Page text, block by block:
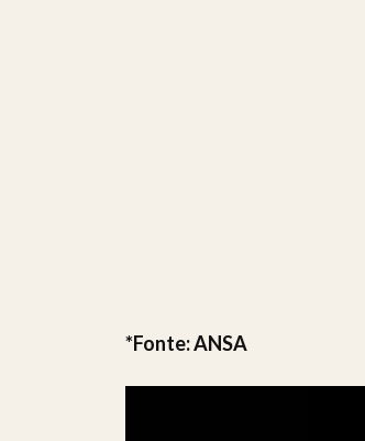
*Fonte: ANSA